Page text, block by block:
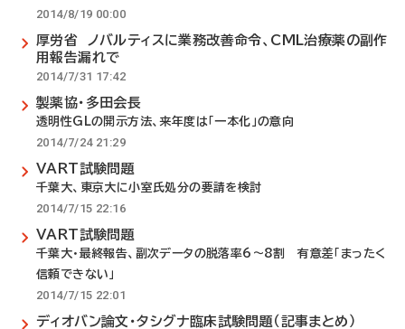
2014/8/19 00:00
厚労省 ノバルティスに業務改善命令、CML治療薬の副作
用報告漏れで
2014/7/31 17:42
製薬協・多田会長
透明性GLの開示方法、来年度は「一本化」の意向
2014/7/24 21:29
VART試験問題
千葉大、東京大に小室氏処分の要請を検討
2014/7/15 22:16
VART試験問題
千葉大・最終報告、副次データの脱落率6～8割 有意差「まったく
信頼できない」
2014/7/15 22:01
ディオバン論文・タシグナ臨床試験問題（記事まとめ）